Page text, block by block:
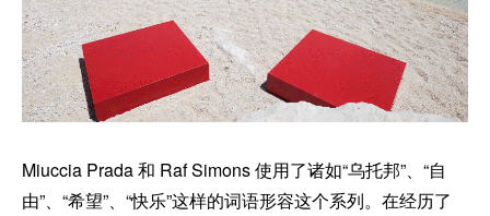
Miuccia Prada 和 Raf Simons 使用了诸如“乌托邦”、“自
由”、“希望”、“快乐”这样的词语形容这个系列。在经历了